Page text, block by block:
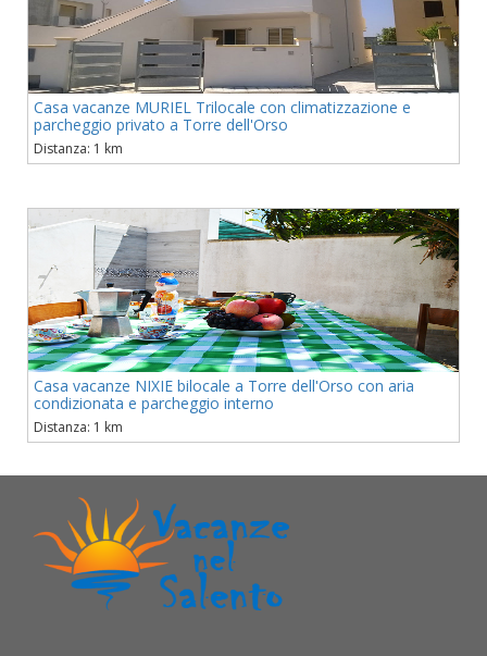
Casa vacanze MURIEL Trilocale con climatizzazione e
parcheggio privato a Torre dell'Orso
Distanza: 1 km
Casa vacanze NIXIE bilocale a Torre dell'Orso con aria
condizionata e parcheggio interno
Distanza: 1 km